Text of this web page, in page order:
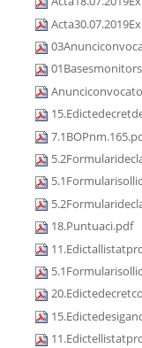
18.Puntuaci.pdf